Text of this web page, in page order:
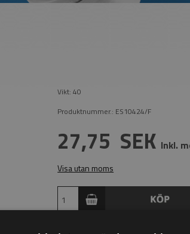
Vikt:40
Produktnummer.: ES10424/F
27,75 SEK Inkl.
Visa utan moms
En plan anläggningsbricka för